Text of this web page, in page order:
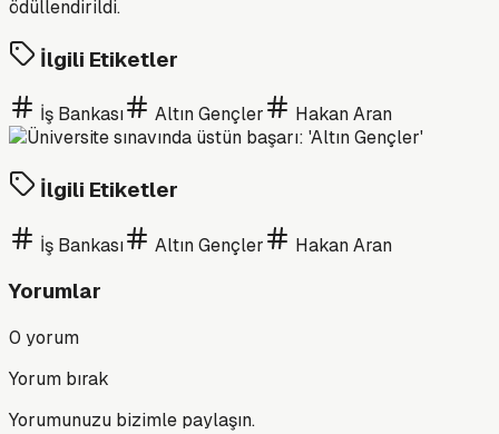
ödüllendirildi.
İlgili Etiketler
İş Bankası Altın Gençler Hakan Aran
İlgili Etiketler
İş Bankası Altın Gençler Hakan Aran
Yorumlar
0 yorum
Yorum bırak
Yorumunuzu bizimle paylaşın.